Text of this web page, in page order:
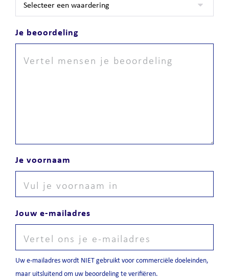
Je beoordeling
Je voornaam
Jouw e-mailadres
Uw e-mailadres wordt NIET gebruikt voor commerciële doeleinden,
maar uitsluitend om uw beoordeling te verifiëren.